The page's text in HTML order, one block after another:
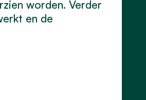
worden. Verder
en de